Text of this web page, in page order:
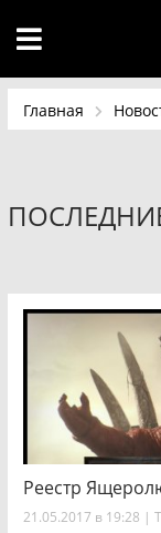
Главная
Реестр
21.05.2017 в 19:28 |